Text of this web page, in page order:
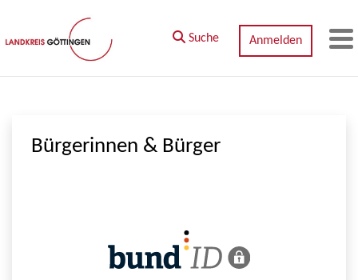
Zum Hauptinhalt springen
Suche Anmelden
Bürgerinnen & Bürger